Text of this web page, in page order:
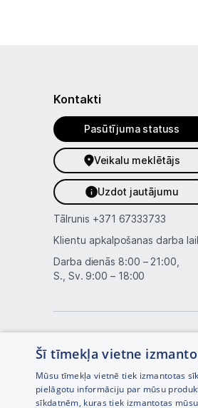
Kontakti
Pasūtījuma statuss
Veikalu meklētājs
Uzdot jautājumu
Tālrunis +371 67333733
Klientu apkalpošanas darba
Darba dienās 8:00 – 21:00,
S., Sv. 9:00 – 18:00
Šī tīmekļa vietne
Mūsu tīmekļa vietnē tiek izmantotas
pielāgotu informāciju par mūsu
sīkdatnēm, kuras tiek izmantotas